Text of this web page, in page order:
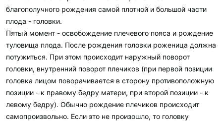
благополучного рождения самой плотной и большой части
плода - головки.
Пятый момент - освобождение плечевого пояса и рождение
туловища плода. После рождения головки роженица должна
потужиться. При этом происходит наружный поворот
головки, внутренний поворот плечиков (при первой позиции
головка лицом поворачивается в сторону противоположную
позиции - к правому бедру матери, при второй позиции - к
левому бедру). Обычно рождение плечиков происходит
самопроизвольно. Если это не произошло, то головку